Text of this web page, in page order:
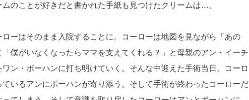
のことが好きだと書かれた手紙も見つけたクリームは…。
ーはそのまま入院することに。コーローは地図を見ながら「あの
僕がいなくなったらママを支えてくれる？」と母親のアン・イーチ
ン・ポーハンに打ち明けていく。そんな中迎えた手術当日。コーロ
いるアンにポーハンが寄り添う。そして手術が終わったコーローだ